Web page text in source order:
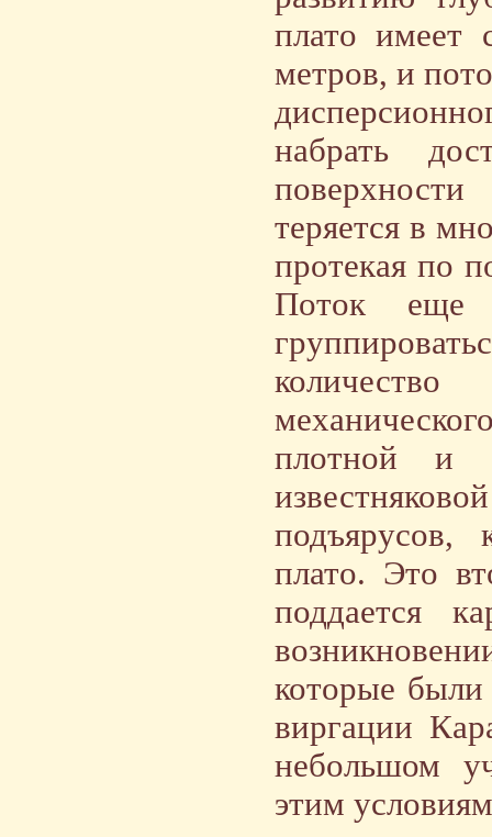
плато
метров, и
набрать
теряется в
протекая по
Поток еще
плотной и
подъярусов,
плато. Это
поддается
которые
виргации
небольшом
этим